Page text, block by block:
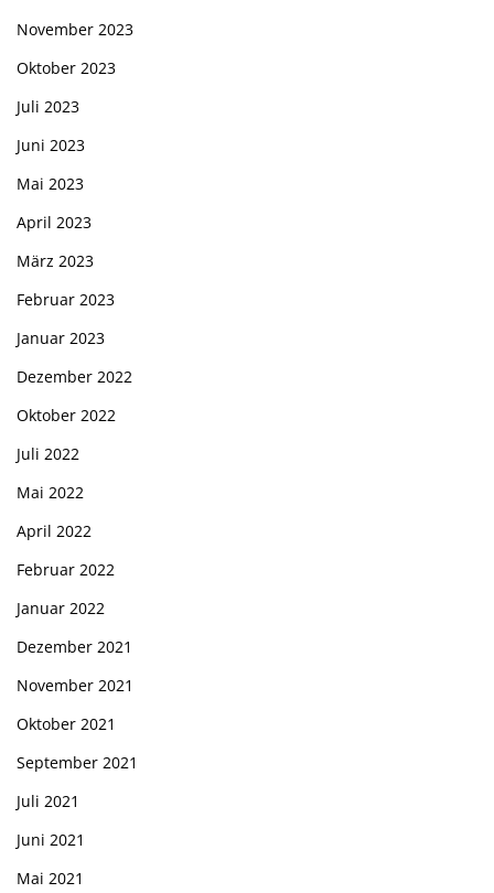
November 2023
Oktober 2023
Juli 2023
Juni 2023
Mai 2023
April 2023
März 2023
Februar 2023
Januar 2023
Dezember 2022
Oktober 2022
Juli 2022
Mai 2022
April 2022
Februar 2022
Januar 2022
Dezember 2021
November 2021
Oktober 2021
September 2021
Juli 2021
Juni 2021
Mai 2021